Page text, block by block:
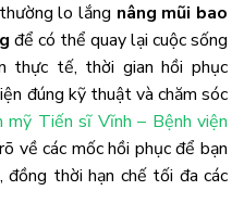
lo lắng nâng mũi bao
để có thể quay lại cuộc sống
thực tế, thời gian hồi phục
đúng kỹ thuật và chăm sóc
mỹ Tiến sĩ Vĩnh – Bệnh viện
về các mốc hồi phục để bạn
thời hạn chế tối đa các